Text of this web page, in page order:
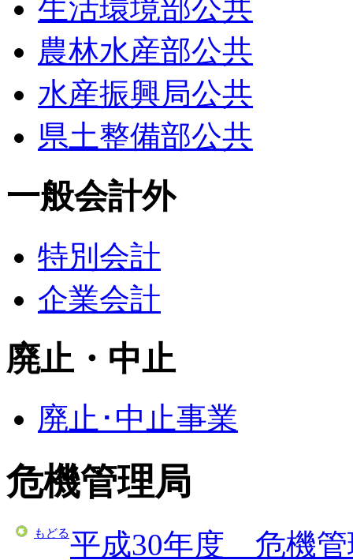
生活環境部公共
農林水産部公共
水産振興局公共
県土整備部公共
一般会計外
特別会計
企業会計
廃止・中止
廃止･中止事業
危機管理局
もどる平成30年度 危機管